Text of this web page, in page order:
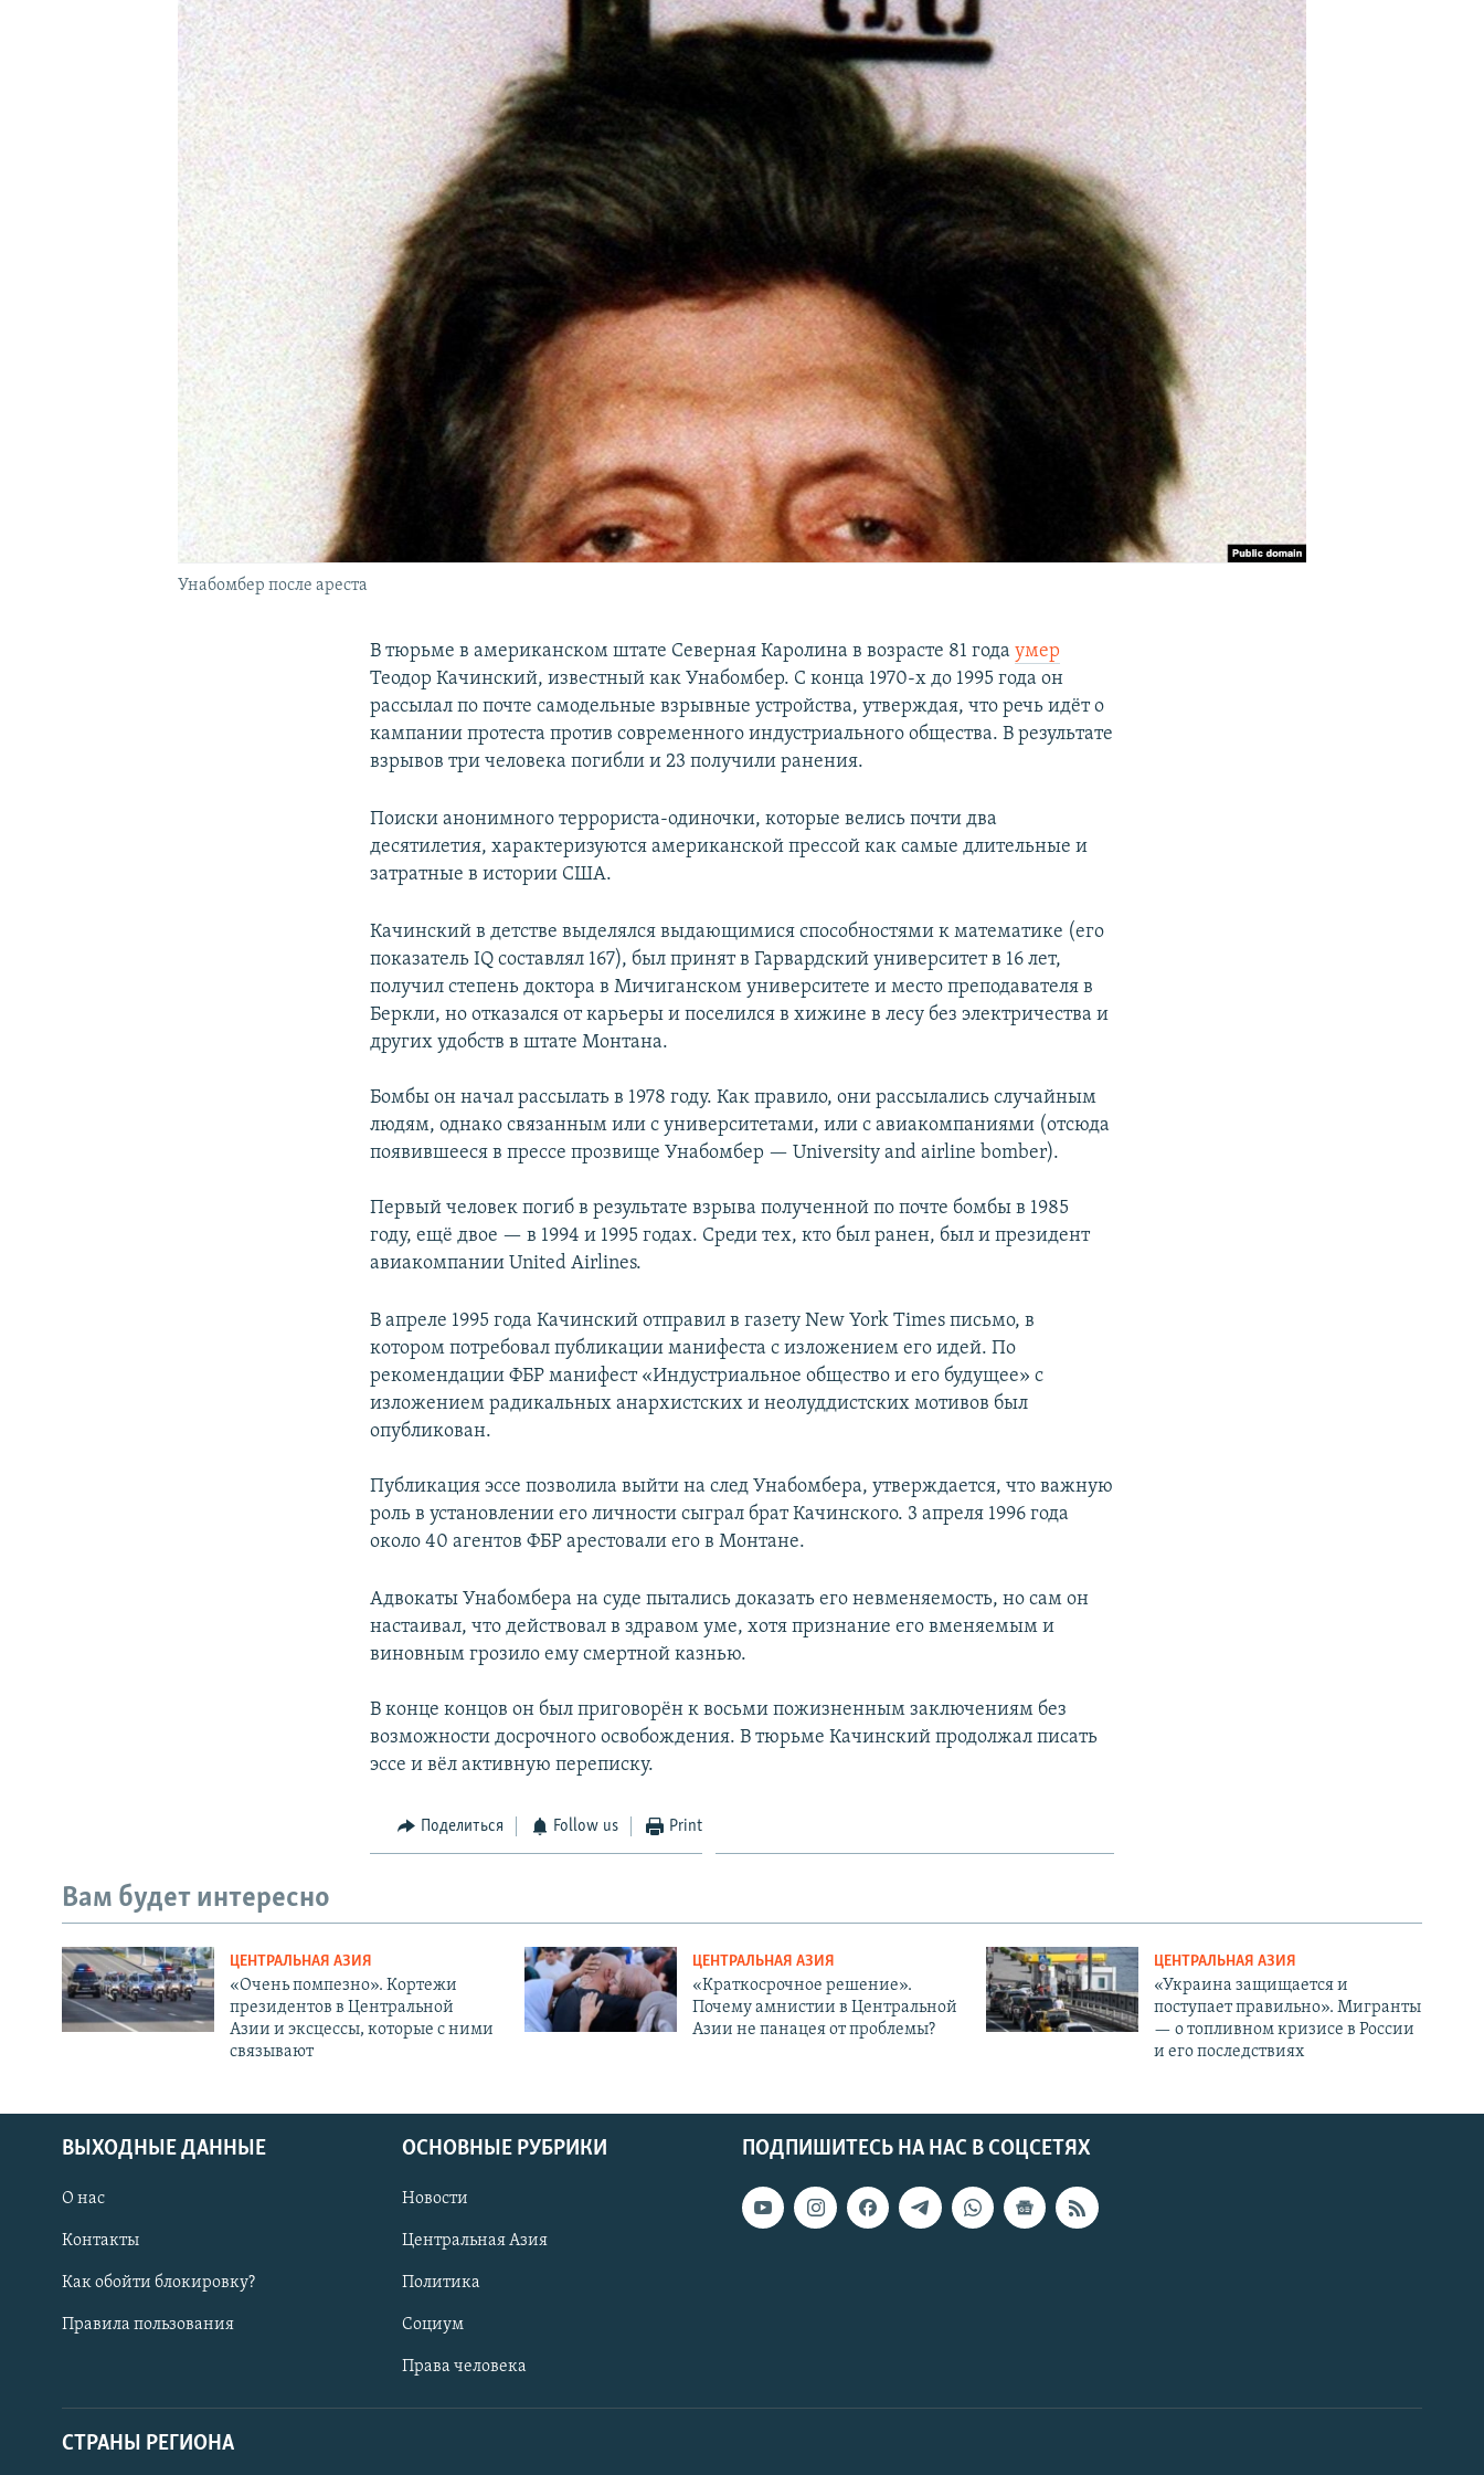
Унабомбер после ареста
В тюрьме в американском штате Северная Каролина в возрасте 81 годаумер
Теодор Качинский, известный как Унабомбер. С конца 1970-х до 1995 года он
рассылал по почте самодельные взрывные устройства, утверждая, что речь идёт о
кампании протеста против современного индустриального общества. В результате
взрывов три человека погибли и 23 получили ранения.
Поиски анонимного террориста-одиночки, которые велись почти два
десятилетия, характеризуются американской прессой как самые длительные и
затратные в истории США.
Качинский в детстве выделялся выдающимися способностями к математике (его
показатель IQ составлял 167), был принят в Гарвардский университет в 16 лет,
получил степень доктора в Мичиганском университете и место преподавателя в
Беркли, но отказался от карьеры и поселился в хижине в лесу без электричества и
других удобств в штате Монтана.
Бомбы он начал рассылать в 1978 году. Как правило, они рассылались случайным
людям, однако связанным или с университетами, или с авиакомпаниями (отсюда
появившееся в прессе прозвище Унабомбер — University and airline bomber).
Первый человек погиб в результате взрыва полученной по почте бомбы в 1985
году, ещё двое — в 1994 и 1995 годах. Среди тех, кто был ранен, был и президент
авиакомпании United Airlines.
В апреле 1995 года Качинский отправил в газету New York Times письмо, в
котором потребовал публикации манифеста с изложением его идей. По
рекомендации ФБР манифест «Индустриальное общество и его будущее» с
изложением радикальных анархистских и неолуддистских мотивов был
опубликован.
Публикация эссе позволила выйти на след Унабомбера, утверждается, что важную
роль в установлении его личности сыграл брат Качинского. 3 апреля 1996 года
около 40 агентов ФБР арестовали его в Монтане.
Адвокаты Унабомбера на суде пытались доказать его невменяемость, но сам он
настаивал, что действовал в здравом уме, хотя признание его вменяемым и
виновным грозило ему смертной казнью.
В конце концов он был приговорён к восьми пожизненным заключениям без
возможности досрочного освобождения. В тюрьме Качинский продолжал писать
эссе и вёл активную переписку.
Поделиться Follow us Print
Вам будет интересно
ЦЕНТРАЛЬНАЯ АЗИЯ
«Очень помпезно». Кортежи
президентов в Центральной
Азии и эксцессы, которые с ними
связывают
ЦЕНТРАЛЬНАЯ АЗИЯ
«Краткосрочное решение».
Почему амнистии в Центральной
Азии не панацея от проблемы?
ЦЕНТРАЛЬНАЯ АЗИЯ
«Украина защищается и
поступает правильно». Мигранты
— о топливном кризисе в России
и его последствиях
ПОДПИШИТЕСЬ НА НАС В СОЦСЕТЯХ
ВЫХОДНЫЕ ДАННЫЕ
О нас
Контакты
Как обойти блокировку?
Правила пользования
ОСНОВНЫЕ РУБРИКИ
Новости
Центральная Азия
Политика
Социум
Права человека
СТРАНЫ РЕГИОНА